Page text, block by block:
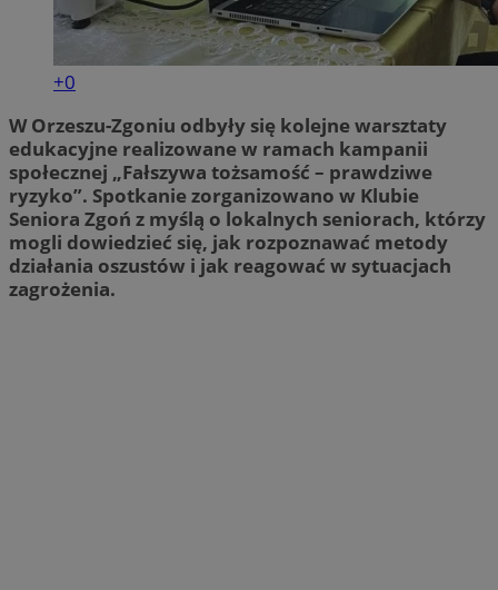
+0
W Orzeszu-Zgoniu odbyły się kolejne warsztaty
edukacyjne realizowane w ramach kampanii
społecznej „Fałszywa tożsamość – prawdziwe
ryzyko”. Spotkanie zorganizowano w Klubie
Seniora Zgoń z myślą o lokalnych seniorach, którzy
mogli dowiedzieć się, jak rozpoznawać metody
działania oszustów i jak reagować w sytuacjach
zagrożenia.